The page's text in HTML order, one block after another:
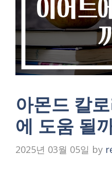
아몬드 칼
에 도움 될
2025년 03월 05일 by